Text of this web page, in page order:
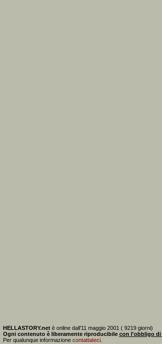
HELLASTORY.netè online dall'11 maggio 2001 ( 9219 giorni)
Ogni contenuto è liberamente riproducibile con l'obbligo di
Per qualunque informazione contattateci.